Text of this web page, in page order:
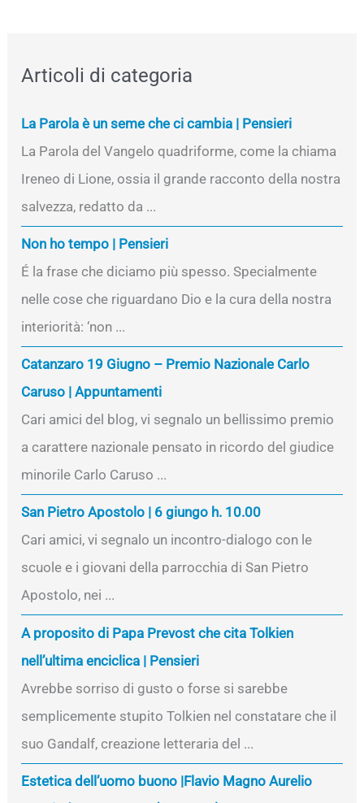
Articoli di categoria
La Parola è un seme che ci cambia | Pensieri
La Parola del Vangelo quadriforme, come la chiama
Ireneo di Lione, ossia il grande racconto della nostra
salvezza, redatto da ...
Non ho tempo | Pensieri
É la frase che diciamo più spesso. Specialmente
nelle cose che riguardano Dio e la cura della nostra
interiorità: ‘non ...
Catanzaro 19 Giugno – Premio Nazionale Carlo
Caruso | Appuntamenti
Cari amici del blog, vi segnalo un bellissimo premio
a carattere nazionale pensato in ricordo del giudice
minorile Carlo Caruso ...
San Pietro Apostolo | 6 giungo h. 10.00
Cari amici, vi segnalo un incontro-dialogo con le
scuole e i giovani della parrocchia di San Pietro
Apostolo, nei ...
A proposito di Papa Prevost che cita Tolkien
nell’ultima enciclica | Pensieri
Avrebbe sorriso di gusto o forse si sarebbe
semplicemente stupito Tolkien nel constatare che il
suo Gandalf, creazione letteraria del ...
Estetica dell’uomo buono |Flavio Magno Aurelio